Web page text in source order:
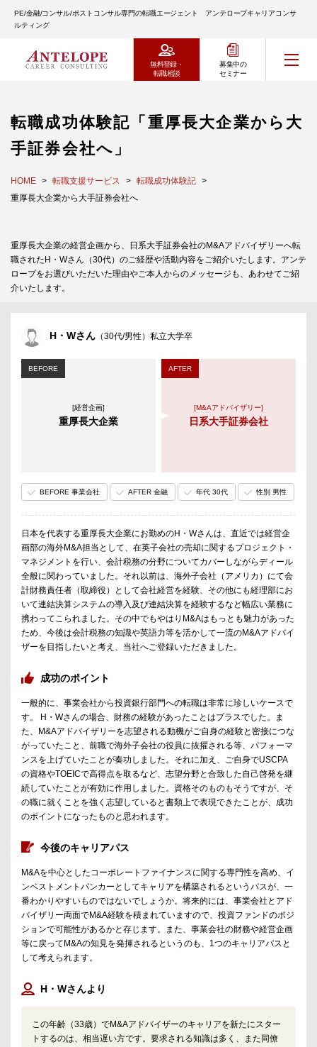
PE/金融/コンサル/ポストコンサル専門の転職エージェント アンテロープキャリアコンサ
ルティング
無料登録・
転職相談
募集中の
セミナー
転職成功体験記「重厚長大企業から大
手証券会社へ」
HOME 転職支援サービス
転職成功体験記
重厚長大企業から大手証券会社へ
重厚長大企業の経営企画から、日系大手証券会社のM&Aアドバイザリーへ転
職されたH・Wさん（30代）のご経歴や活動内容をご紹介いたします。アンテ
ロープをお選びいただいた理由やご本人からのメッセージも、あわせてご紹
介いたします。
H・Wさん （30代/男性）私立大学卒
BEFORE
[経営企画]
重厚長大企業
AFTER
[M&Aアドバイザリー]
日系大手証券会社
BEFORE 事業会社 AFTER 金融 年代 30代 性別 男性
日本を代表する重厚長大企業にお勤めのH・Wさんは、直近では経営企
画部の海外M&A担当として、在英子会社の売却に関するプロジェクト・
マネジメントを行い、会計税務の分野についてカバーしながらディール
全般に関わっていました。それ以前は、海外子会社（アメリカ）にて会
計財務責任者（取締役）として会社経営を経験、その他にも経理部にお
いて連結決算システムの導入及び連結決算を経験するなど幅広い業務に
携わってこられました。その中でもやはりM&Aはもっとも魅力があった
ため、今後は会計税務の知識や英語力等を活かして一流のM&Aアドバイ
ザーを目指したいと考え、当社へご登録いただきました。
成功のポイント
一般的に、事業会社から投資銀行部門への転職は非常に珍しいケースで
す。 H・Wさんの場合、財務の経験があったことはプラスでした。ま
た、M&Aアドバイザリーを志望される動機がご自身の経験と密接につな
がっていたこと、前職で海外子会社の役員に抜擢される等、パフォーマ
ンスを上げていたことが奏功しました。それに加え、ご自身でUSCPA
の資格やTOEICで高得点を取るなど、志望分野と合致した自己啓発を継
続していたことが有効に作用しました。資格そのものもそうですが、そ
の職に就くことを強く志望していると書類上で表現できたことが、成功
のポイントになったものと思われます。
今後のキャリアパス
M&Aを中心としたコーポレートファイナンスに関する専門性を高め、イ
ンベストメントバンカーとしてキャリアを構築されるというパスが、一
番わかりやすいものではないでしょうか。将来的には、事業会社とアド
バイザリー両面でM&A経験を積まれていますので、投資ファンドのポジ
ションで可能性があるかと存じます。また、事業会社の財務や経営企画
等に戻ってM&Aの知見を発揮されるというのも、1つのキャリアパスと
して考えられます。
H・Wさんより
この年齢（33歳）でM&Aアドバイザーのキャリアを新たにスター
トするのは、相当遅い方です。要求される知識は多く、また同僚